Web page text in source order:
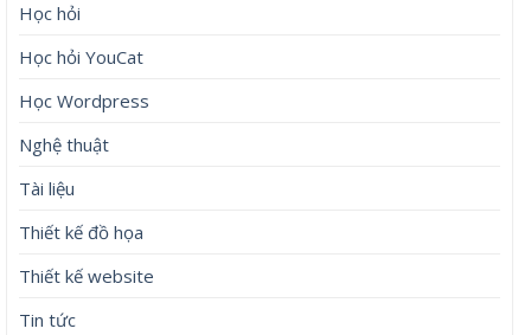
Học hỏi
Học hỏi YouCat
Học Wordpress
Nghệ thuật
Tài liệu
Thiết kế đồ họa
Thiết kế website
Tin tức